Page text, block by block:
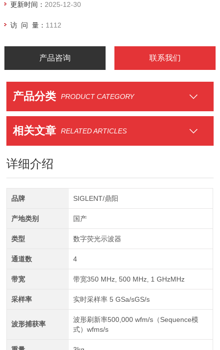
更新时间： 2025-12-30
访 问 量： 1112
产品咨询 联系我们
产品分类 PRODUCT CATEGORY
相关文章 RELATED ARTICLES
详细介绍
品牌 SIGLENT/鼎阳
产地类别 国产
类型 数字荧光示波器
通道数 4
带宽 带宽350 MHz, 500 MHz, 1 GHzMHz
采样率 实时采样率 5 GSa/sGS/s
波形捕获率
波形刷新率500,000 wfm/s（Sequence模
式）wfms/s